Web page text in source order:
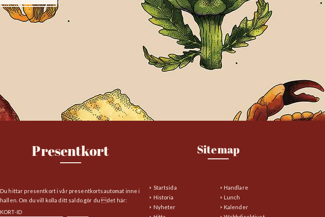
Presentkort
Du hittar presentkort i vår presentkortsautomat inne i
hallen. Om du vill kolla ditt saldo gör du det här:
KORT-ID
Sitemap
Startsida
Handlare
Historia
Lunch
Nyheter
Kalender